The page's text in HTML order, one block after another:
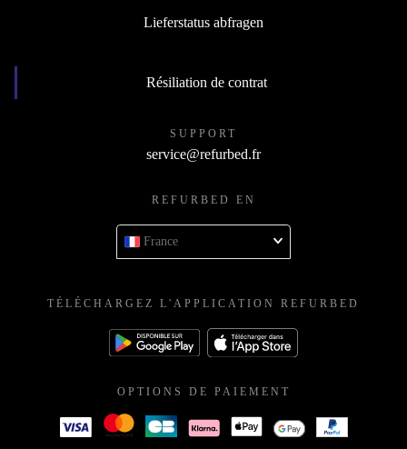
Lieferstatus abfragen
Résiliation de contrat
SUPPORT
service@refurbed.fr
REFURBED EN
France
TÉLÉCHARGEZ L'APPLICATION REFURBED
OPTIONS DE PAIEMENT